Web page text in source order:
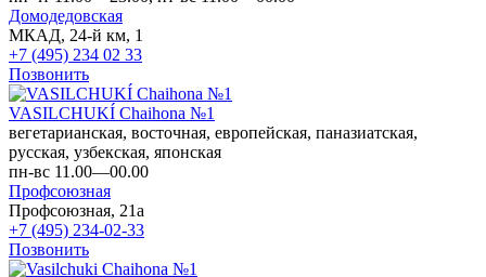
Домодедовская
МКАД, 24-й км, 1
+7 (495) 234 02 33
Позвонить
VASILCHUKÍ Chaihona №1
вегетарианская, восточная, европейская, паназиатская,
русская, узбекская, японская
пн-вс 11.00—00.00
Профсоюзная
Профсоюзная, 21а
+7 (495) 234-02-33
Позвонить